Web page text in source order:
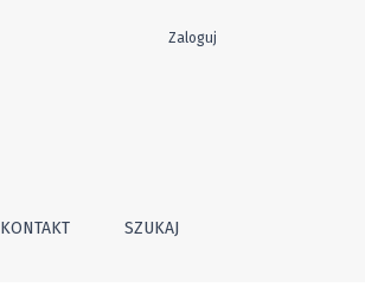
KONTAKT SZUKAJ
Zaloguj